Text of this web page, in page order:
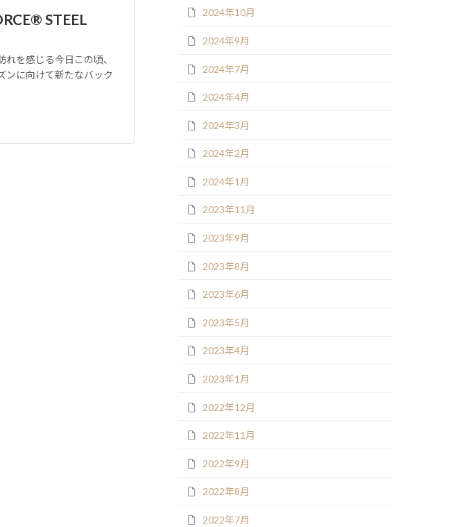
STEEL
を感じる今日この頃、
ンに向けて新たなバック
2024年10月
2024年9月
2024年7月
2024年4月
2024年3月
2024年2月
2024年1月
2023年11月
2023年9月
2023年8月
2023年6月
2023年5月
2023年4月
2023年1月
2022年12月
2022年11月
2022年9月
2022年8月
2022年7月